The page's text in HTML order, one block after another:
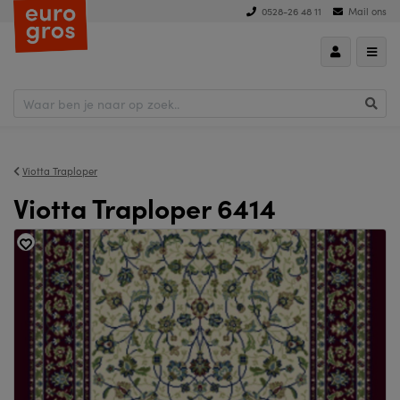
0528-26 48 11 Mail ons
Viotta Traploper
Viotta Traploper 6414